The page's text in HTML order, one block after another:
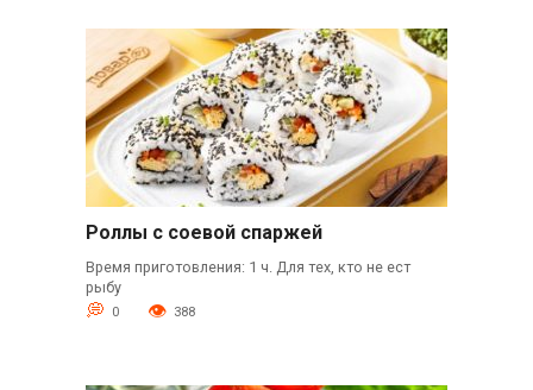
Роллы с соевой спаржей
Время приготовления: 1 ч. Для тех, кто не ест
рыбу
0 388